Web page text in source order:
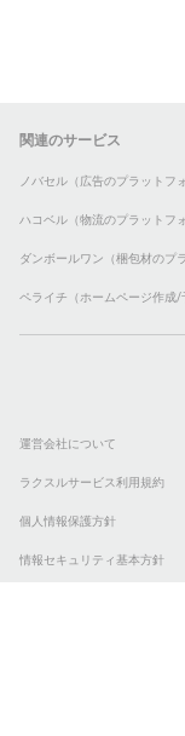
関連のサービス
ノバセル（広告のプラットフ
ハコベル（物流のプラットフ
ダンボールワン（梱包材のプ
ペライチ（ホームページ作成/
運営会社について
ラクスルサービス利用規約
個人情報保護方針
情報セキュリティ基本方針